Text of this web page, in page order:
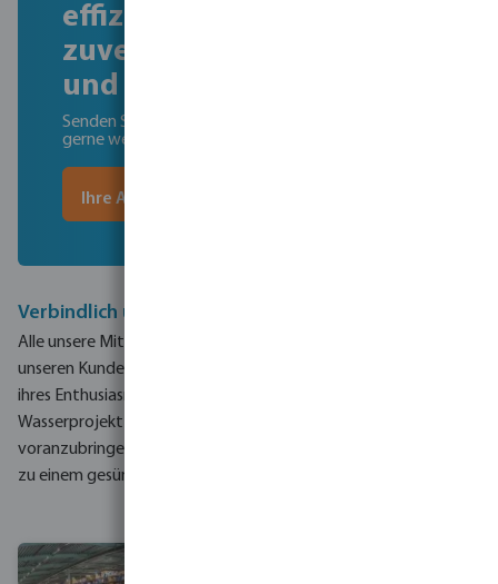
effizienter und
zuverlässiger Lieferant
und Projektberater
Senden Sie Ihre Fragen an Bevo. Wir helfen Ihnen
gerne weiter
Ihre Anfrage
Verbindlich und engagiert
Alle unsere Mitarbeiter setzen sich persönlich dafür ein, allen
unseren Kunden von der ersten Anfrage an zu helfen. Aufgrund
ihres Enthusiasmus sehen sie jedes herausfordernde
Wasserprojekt als Chance - eine Gelegenheit, Sie
voranzubringen und die Welt mit intelligenten Wasserlösungen
zu einem gesünderen Ort zu machen.